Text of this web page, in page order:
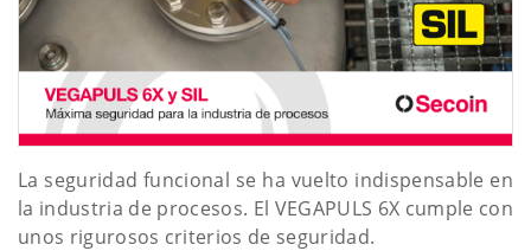
La seguridad funcional se ha vuelto indispensable en
la industria de procesos. El VEGAPULS 6X cumple con
unos rigurosos criterios de seguridad.